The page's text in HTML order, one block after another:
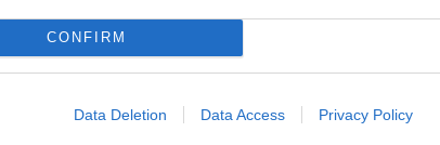
CONFIRM
Data Deletion Data Access Privacy Policy